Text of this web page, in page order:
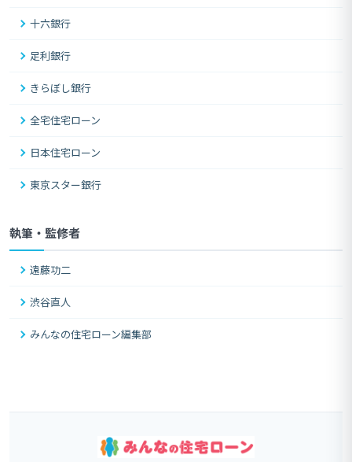
十六銀行
足利銀行
きらぼし銀行
全宅住宅ローン
日本住宅ローン
東京スター銀行
執筆・監修者
遠藤功二
渋谷直人
みんなの住宅ローン編集部